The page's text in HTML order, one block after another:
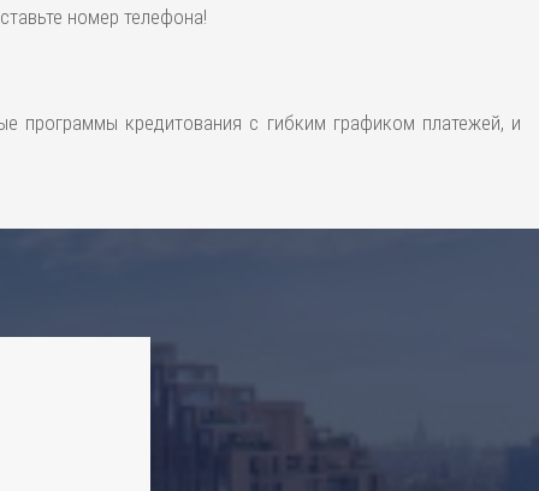
номер телефона!
программы кредитования с гибким графиком платежей, и